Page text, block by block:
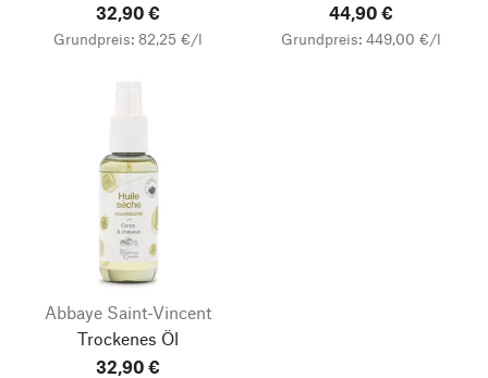
32,90 €
Grundpreis: 82,25 €/l
44,90 €
Grundpreis: 449,00 €/l
Abbaye Saint-Vincent
Trockenes Öl
32,90 €